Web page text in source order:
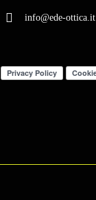
info@ede-ottica.it